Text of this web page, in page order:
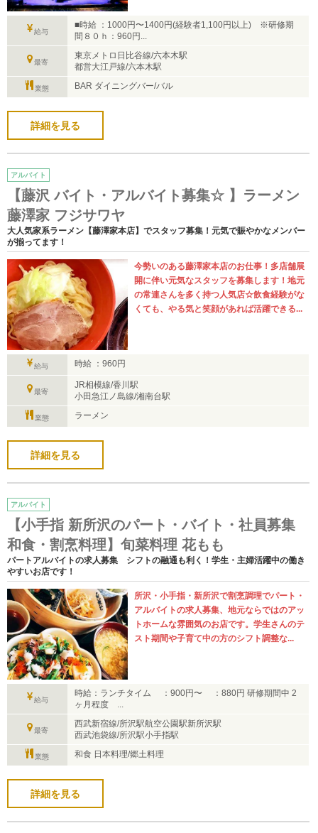
給与
■時給 ：1000円〜1400円(経験者1,100円以上) ※研修期
間８０ｈ：960円...
最寄
東京メトロ日比谷線/六本木駅
都営大江戸線/六本木駅
業態 BAR ダイニングバー/バル
詳細を見る
アルバイト
【藤沢 バイト・アルバイト募集☆ 】ラーメン
藤澤家 フジサワヤ
大人気家系ラーメン【藤澤家本店】でスタッフ募集！元気で賑やかなメンバー
が揃ってます！
今勢いのある藤澤家本店のお仕事！多店舗展
開に伴い元気なスタッフを募集します！地元
の常連さんを多く持つ人気店☆飲食経験がな
くても、やる気と笑顔があれば活躍できる...
給与 時給 ：960円
最寄
JR相模線/香川駅
小田急江ノ島線/湘南台駅
業態 ラーメン
詳細を見る
アルバイト
【小手指 新所沢のパート・バイト・社員募集
和食・割烹料理】旬菜料理 花もも
パートアルバイトの求人募集 シフトの融通も利く！学生・主婦活躍中の働き
やすいお店です！
所沢・小手指・新所沢で割烹調理でパート・
アルバイトの求人募集、地元ならではのアッ
トホームな雰囲気のお店です。学生さんのテ
スト期間や子育て中の方のシフト調整な...
給与
時給：ランチタイム ：900円〜 ：880円 研修期間中 2
ヶ月程度 ...
最寄
西武新宿線/所沢駅航空公園駅新所沢駅
西武池袋線/所沢駅小手指駅
業態 和食 日本料理/郷土料理
詳細を見る